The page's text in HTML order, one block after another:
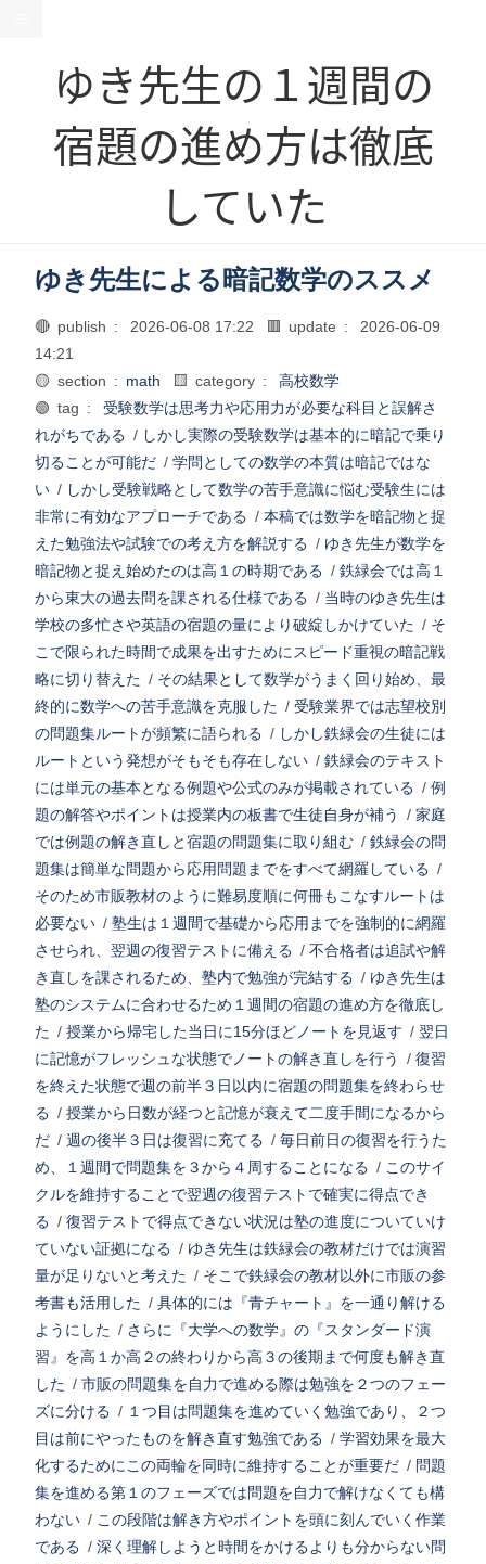
ゆき先生の１週間の
宿題の進め方は徹底
していた
ゆき先生による暗記数学のススメ
🔴 publish : 2026-06-08 17:22 🟥 update :
2026-06-09
14:21
🟡 section : math 🟨 category :
高校数学
🟢 tag :
受験数学は思考力や応用力が必要な科目と誤解さ
れがちである / しかし実際の受験数学は基本的に暗記で乗り
切ることが可能だ / 学問としての数学の本質は暗記ではな
い / しかし受験戦略として数学の苦手意識に悩む受験生には
非常に有効なアプローチである / 本稿では数学を暗記物と捉
えた勉強法や試験での考え方を解説する / ゆき先生が数学を
暗記物と捉え始めたのは高１の時期である / 鉄緑会では高１
から東大の過去問を課される仕様である / 当時のゆき先生は
学校の多忙さや英語の宿題の量により破綻しかけていた / そ
こで限られた時間で成果を出すためにスピード重視の暗記戦
略に切り替えた / その結果として数学がうまく回り始め、最
終的に数学への苦手意識を克服した / 受験業界では志望校別
の問題集ルートが頻繁に語られる / しかし鉄緑会の生徒には
ルートという発想がそもそも存在しない / 鉄緑会のテキスト
には単元の基本となる例題や公式のみが掲載されている / 例
題の解答やポイントは授業内の板書で生徒自身が補う
/ 家庭
では例題の解き直しと宿題の問題集に取り組む / 鉄緑会の問
題集は簡単な問題から応用問題までをすべて網羅している /
そのため市販教材のように難易度順に何冊もこなすルートは
必要ない / 塾生は１週間で基礎から応用までを強制的に網羅
させられ、翌週の復習テストに備える / 不合格者は追試や解
き直しを課されるため、塾内で勉強が完結する / ゆき先生は
塾のシステムに合わせるため１週間の宿題の進め方を徹底し
た / 授業から帰宅した当日に15分ほどノートを見返す / 翌日
に記憶がフレッシュな状態でノートの解き直しを行う
/ 復習
を終えた状態で週の前半３日以内に宿題の問題集を終わらせ
る / 授業から日数が経つと記憶が衰えて二度手間になるから
だ / 週の後半３日は復習に充てる / 毎日前日の復習を行うた
め、１週間で問題集を３から４周することになる / このサイ
クルを維持することで翌週の復習テストで確実に得点でき
る / 復習テストで得点できない状況は塾の進度についていけ
ていない証拠になる / ゆき先生は鉄緑会の教材だけでは演習
量が足りないと考えた / そこで鉄緑会の教材以外に市販の参
考書も活用した / 具体的には『青チャート』を一通り解ける
ようにした / さらに『大学への数学』の『スタンダード演
習』を高１か高２の終わりから高３の後期まで何度も解き直
した / 市販の問題集を自力で進める際は勉強を２つのフェー
ズに分ける / １つ目は問題集を進めていく勉強であり、２つ
目は前にやったものを解き直す勉強である / 学習効果を最大
化するためにこの両輪を同時に維持することが重要だ / 問題
集を進める第１のフェーズでは問題を自力で解けなくても構
わない / この段階は解き方やポイントを頭に刻んでいく作業
である / 深く理解しようと時間をかけるよりも分からない問